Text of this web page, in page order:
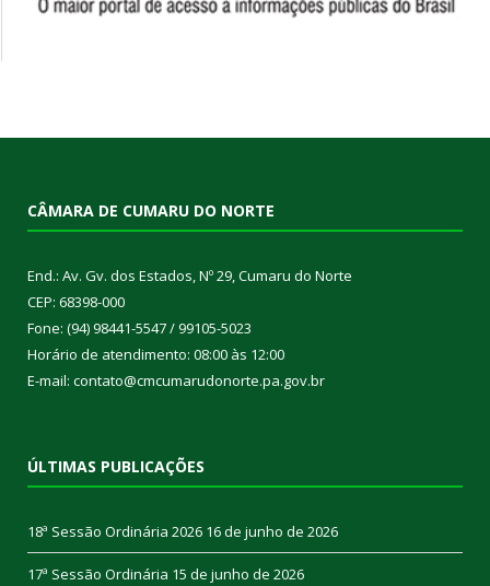
CÂMARA DE CUMARU DO NORTE
End.: Av. Gv. dos Estados, Nº 29, Cumaru do Norte
CEP: 68398-000
Fone: (94) 98441-5547 / 99105-5023
Horário de atendimento: 08:00 às 12:00
E-mail: contato@cmcumarudonorte.pa.gov.br
ÚLTIMAS PUBLICAÇÕES
18ª Sessão Ordinária 2026 16 de junho de 2026
17ª Sessão Ordinária 15 de junho de 2026